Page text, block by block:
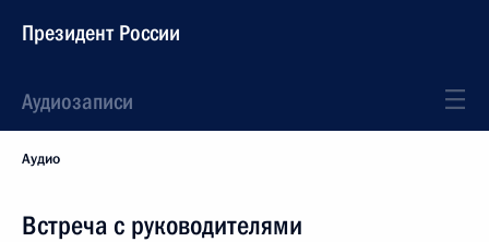
Президент России
Аудиозаписи
Аудио
Встреча с руководителями